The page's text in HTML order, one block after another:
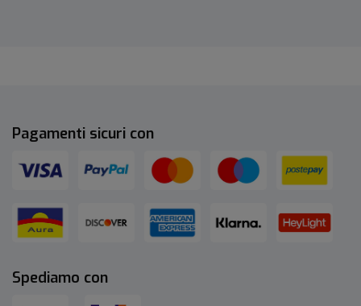
Pagamenti sicuri con
Spediamo con